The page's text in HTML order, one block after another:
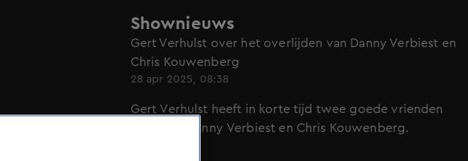
Shownieuws
Gert Verhulst over het overlijden van Danny Verbiest en
Chris Kouwenberg
28 apr 2025, 08:38
Gert Verhulst heeft in korte tijd twee goede vrienden
verloren: Danny Verbiest en Chris Kouwenberg.